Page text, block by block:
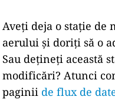
Aveți deja o stație de
aerului și doriți să o
Sau dețineți această
modificări? Atunci
paginii de flux de